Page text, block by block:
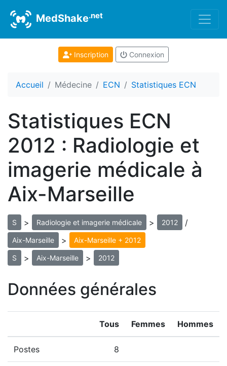
MedShake.net
Inscription Connexion
Accueil Médecine ECN Statistiques ECN
Statistiques ECN
2012 : Radiologie et
imagerie médicale à
Aix-Marseille
S > Radiologie et imagerie médicale > 2012 /
Aix-Marseille > Aix-Marseille + 2012
S > Aix-Marseille > 2012
Données générales
Tous Femmes Hommes
Postes 8